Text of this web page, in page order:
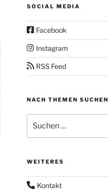
SOCIAL MEDIA
Facebook
Instagram
RSS Feed
NACH THEMEN SUCHEN
nach:
WEITERES
Kontakt